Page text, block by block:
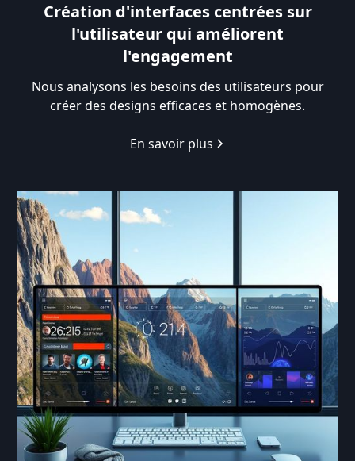
Création d'interfaces centrées sur
l'utilisateur qui améliorent
l'engagement
Nous analysons les besoins des utilisateurs pour
créer des designs efficaces et homogènes.
En savoir plus